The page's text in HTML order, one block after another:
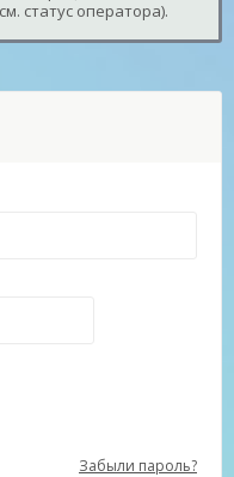
статус оператора).
Забыли пароль?